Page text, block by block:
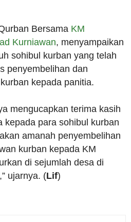
Bersama KM
Kurniawan, menyampaikan
sohibul kurban yang telah
penyembelihan dan
kepada panitia.
mengucapkan terima kasih
kepada para sohibul kurban
amanah penyembelihan
kurban kepada KM
di sejumlah desa di
ujarnya. (Lif)